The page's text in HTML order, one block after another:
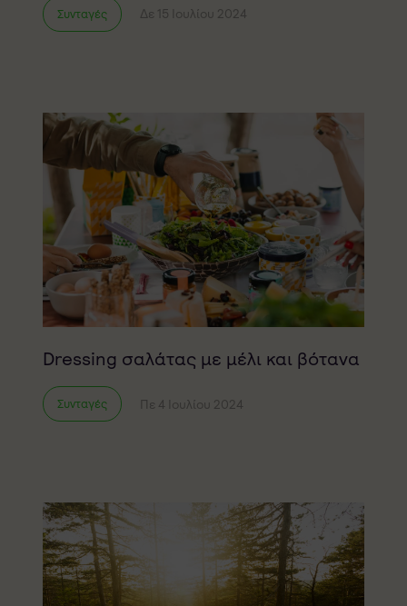
Συνταγές Δε 15 Ιουλίου 2024
Dressing σαλάτας με μέλι και βότανα
Συνταγές Πε 4 Ιουλίου 2024